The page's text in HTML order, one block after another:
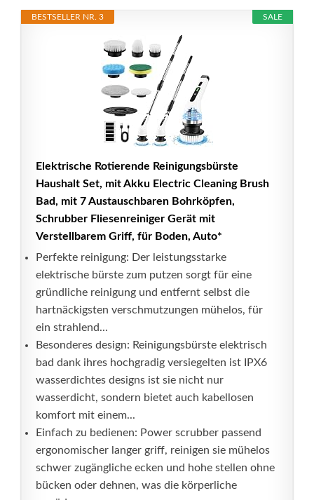
SALE
BESTSELLER NR. 3
Elektrische Rotierende Reinigungsbürste
Haushalt Set, mit Akku Electric Cleaning Brush
Bad, mit 7 Austauschbaren Bohrköpfen,
Schrubber Fliesenreiniger Gerät mit
Verstellbarem Griff, für Boden, Auto*
Perfekte reinigung: Der leistungsstarke
elektrische bürste zum putzen sorgt für eine
gründliche reinigung und entfernt selbst die
hartnäckigsten verschmutzungen mühelos, für
ein strahlend...
Besonderes design: Reinigungsbürste elektrisch
bad dank ihres hochgradig versiegelten ist IPX6
wasserdichtes designs ist sie nicht nur
wasserdicht, sondern bietet auch kabellosen
komfort mit einem...
Einfach zu bedienen: Power scrubber passend
ergonomischer langer griff, reinigen sie mühelos
schwer zugängliche ecken und hohe stellen ohne
bücken oder dehnen, was die körperliche